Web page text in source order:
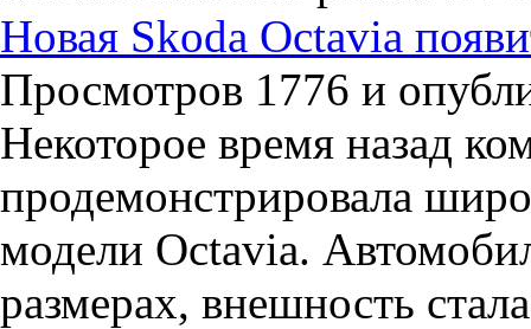
Новая Skoda Octavia
Просмотров 1776 и
Некоторое время назад
продемонстрировала
модели Octavia.
размерах, внешность